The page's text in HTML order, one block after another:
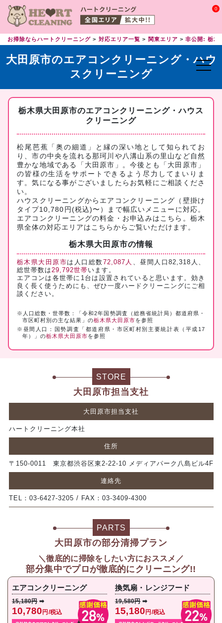
0
お掃除ならハートクリーニング 対応エリア一覧 関東エリア 非公開: 栃木
大田原市のエアコンクリーニング・ハウ
スクリーニング
栃木県大田原市のエアコンクリーニング・ハウス
クリーニング
松尾芭蕉「奥の細道」と縁の深い地として知られてお
り、市の中央を流れる那珂川や八溝山系の里山など自然
豊かな地域である「大田原市」。今後とも「大田原市」
の皆様の生活をサポートできるよう尽力してまいりま
す。気になる事がございましたらお気軽にご相談くださ
い。
ハウスクリーニングからエアコンクリーニング（壁掛け
タイプ10,780円(税込)〜）まで幅広いメニューに対応。
エアコンクリーニングの料金・お申込みはこちら 。栃木
県全体の対応エリアは こちらからご覧いただけます。
栃木県大田原市の情報
栃木県大田原市は人口総数72,087人 、昼間人口82,318人、
総世帯数は29,792世帯います。
エアコンは各世帯に1台は設置されていると思います。効き
良く長く使うためにも、ぜひ一度ハードクリーニングにご相
談ください。
※人口総数・世帯数：「令和2年国勢調査（総務省統計局）都道府県・
市区町村別の主な結果」の栃木県大田原市を参照
※昼間人口：国勢調査「都道府県・市区町村別主要統計表（平成17
年）」の栃木県大田原市を参照
STORE
大田原市担当支社
大田原市担当支社
ハートクリーニング本社
住所
〒150-0011 東京都渋谷区東2-22-10 メディアパーク八島ビル4F
連絡先
TEL：03-6427-3205 / FAX：03-3409-4300
PARTS
大田原市の部分清掃プラン
＼徹底的に掃除をしたい方におススメ／
部分集中でプロが徹底的にクリーニング!!
エアコンクリーニング
15,180円 ➡
10,780円/税込
換気扇・レンジフード
19,580円 ➡
15,180円/税込